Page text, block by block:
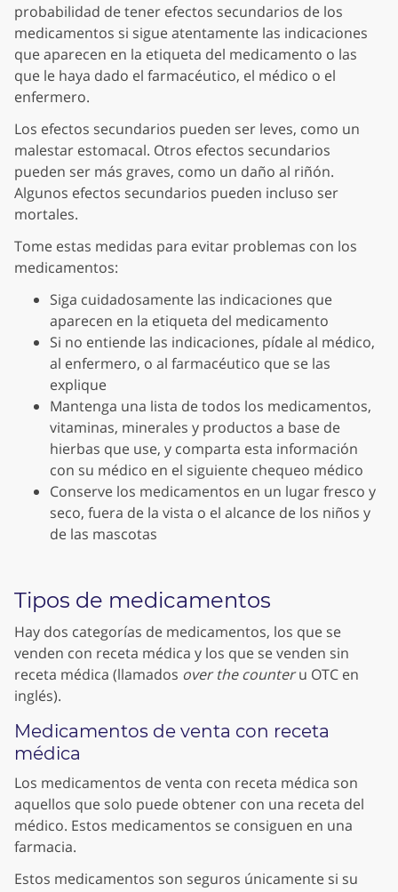
probabilidad de tener efectos secundarios de los
medicamentos si sigue atentamente las indicaciones
que aparecen en la etiqueta del medicamento o las
que le haya dado el farmacéutico, el médico o el
enfermero.
Los efectos secundarios pueden ser leves, como un
malestar estomacal. Otros efectos secundarios
pueden ser más graves, como un daño al riñón.
Algunos efectos secundarios pueden incluso ser
mortales.
Tome estas medidas para evitar problemas con los
medicamentos:
Siga cuidadosamente las indicaciones que
aparecen en la etiqueta del medicamento
Si no entiende las indicaciones, pídale al médico,
al enfermero, o al farmacéutico que se las
explique
Mantenga una lista de todos los medicamentos,
vitaminas, minerales y productos a base de
hierbas que use, y comparta esta información
con su médico en el siguiente chequeo médico
Conserve los medicamentos en un lugar fresco y
seco, fuera de la vista o el alcance de los niños y
de las mascotas
Tipos de medicamentos
Hay dos categorías de medicamentos, los que se
venden con receta médica y los que se venden sin
receta médica (llamados over the counteru OTC en
inglés).
Medicamentos de venta con receta
médica
Los medicamentos de venta con receta médica son
aquellos que solo puede obtener con una receta del
médico. Estos medicamentos se consiguen en una
farmacia.
Estos medicamentos son seguros únicamente si su